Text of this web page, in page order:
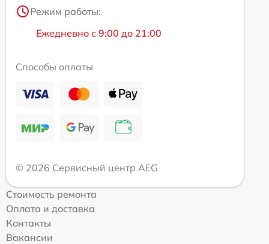
Режим работы:
Ежедневно с 9:00 до 21:00
Способы оплаты
© 2026 Сервисный центр AEG
Стоимость ремонта
Оплата и доставка
Контакты
Вакансии